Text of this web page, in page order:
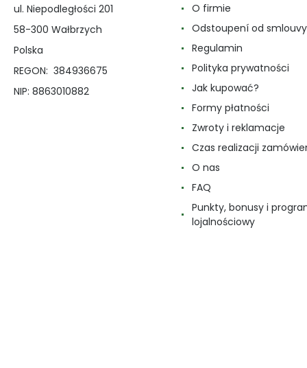
ul. Niepodległości 201
58-300 Wałbrzych
Polska
REGON: 384936675
NIP: 8863010882
O firmie
Odstoupení od smlouvy
Regulamin
Polityka prywatności
Jak kupować?
Formy płatności
Zwroty i reklamacje
Czas realizacji
O nas
FAQ
Punkty, bonusy i
lojalnościowy